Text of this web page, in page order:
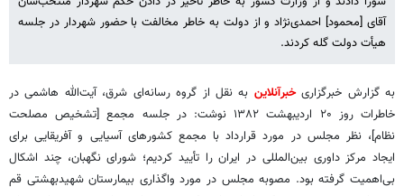
آقای [محمود] احمدی‌نژاد و از دولت به خاطر مخالفت با حضور شهردار در جلسه
هیأت دولت گله کردند.
به گزارش خبرگزاریخبرآنلاین به نقل از گروه رسانه‌ای شرق، آیت‌الله هاشمی در
خاطرات روز ۲۰ اردیبهشت ۱۳۸۲ نوشت: در جلسه مجمع [تشخیص مصلحت
نظام]، نظر مجلس در مورد قرارداد با مجمع کشورهای آسیایی و آفریقایی برای
ایجاد مرکز داوری بین‌المللی در ایران را تأیید کردیم؛ شورای نگهبان، چند اشکال
بی‌اهمیت‌ گرفته بود. مصوبه مجلس در مورد واگذاری بیمارستان شهیدبهشتی قم